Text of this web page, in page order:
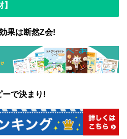
果は断然Z会!
で決まり!